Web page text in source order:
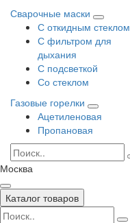
Сварочные маски
С откидным стеклом
С фильтром для
дыхания
С подсветкой
Со стеклом
Газовые горелки
Ацетиленовая
Пропановая
Москва
Каталог товаров